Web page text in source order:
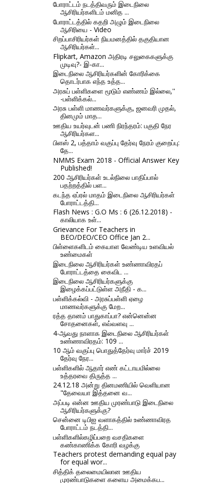
போராட்டம் நடத்திவரும் இடைநிலை
ஆசிரியர்களிடம் மனித ...
போராட்டத்தில் கதறி அழும் இடைநிலை
ஆசிரியை - Video
சிறப்பாசிரியர்கள் நியமனத்தில் தகுதியான
ஆசிரியர்கள்...
Flipkart, Amazon அதிரடி சலுகைகளுக்கு
முடிவு?- இ-கா...
இடைநிலை ஆசிரியர்களின் கோரிக்கை
தொடர்பாக எந்த உத்த...
அரசுப் பள்ளிகளை மூடும் எண்ணம் இல்லை,''
-பள்ளிக்கல்...
அரசு பள்ளி மாணவர்களுக்கு, ஜனவரி முதல்,
தினமும் மாத...
ஊதிய உயர்வுடன் பணி நிரந்தரம்: பகுதி நேர
ஆசிரியர்கள...
பிளஸ் 2, பத்தாம் வகுப்பு தேர்வு நேரம் குறைப்பு:
தே...
NMMS Exam 2018 - Official Answer Key
Published!
200 ஆசிரியர்கள் உடல்நிலை பாதிப்பால்
பதற்றத்தில் பள...
கடந்த ஏப்ரல் மாதம் இடைநிலை ஆசிரியர்கள்
போராட்டத்தி...
Flash News : G.O Ms : 6 (26.12.2018) -
காலியாக உள்...
Grievance For Teachers in
BEO/DEO/CEO Office Jan 2...
பிள்ளைகளிடம் கையாள வேண்டிய உளவியல்
உண்மைகள்
இடைநிலை ஆசிரியர்கள் உண்ணாவிரதப்
போராட்டத்தை கைவிட ...
இடைநிலை ஆசிரியர்களுக்கு
இழைக்கப்பட்டுள்ள அநீதி - க...
பள்ளிக்கல்வி - அரசுப்பள்ளி ஏழை
மாணவர்களுக்கு மேற...
ரத்த தானம் பாதுகாப்பா? என்னென்ன
சோதனைகள், எவ்வளவு ...
4-ஆவது நாளாக இடைநிலை ஆசிரியர்கள்
உண்ணாவிரதம்: 109 ...
10 ஆம் வகுப்பு பொதுத்தேர்வு மார்ச் 2019
தேர்வு நேர...
பள்ளிகளில் ஆதார் எண் கட்டாயமில்லை
உத்தரவை திருத்த ...
24.12.18 அன்று தினமணியில் வெளியான
"தேவையா இத்தனை வ...
அப்படி என்ன ஊதிய முரண்பாடு இடைநிலை
ஆசிரியர்களுக்கு?
சென்னை டிபிஐ வளாகத்தில் உண்ணாவிரத
போராட்டம் நடத்தி...
பள்ளிகளில்கழிப்பறை வசதிகளை
கண்காணிக்க கோரி வழக்கு
Teachers protest demanding equal pay
for equal wor...
சித்திக் தலைமையிலான ஊதிய
முரண்பாடுகளை களைய அமைக்கப...